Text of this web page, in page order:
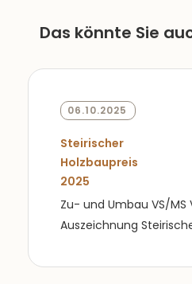
Das könnte Sie
06.10.2025
Steirischer
Holzbaupreis
2025
Zu- und Umbau VS/MS
Auszeichnung